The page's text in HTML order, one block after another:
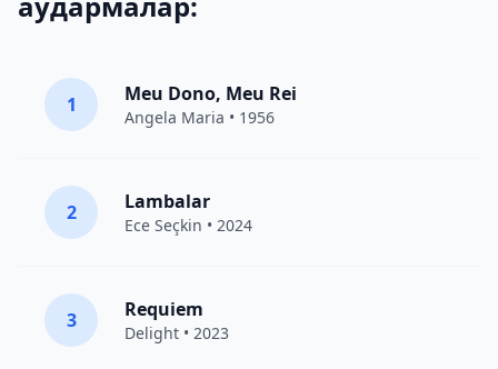
1 Meu Dono, Meu Rei
Angela Maria • 1956
2 Lambalar
Ece Seçkin • 2024
3 Requiem
Delight • 2023